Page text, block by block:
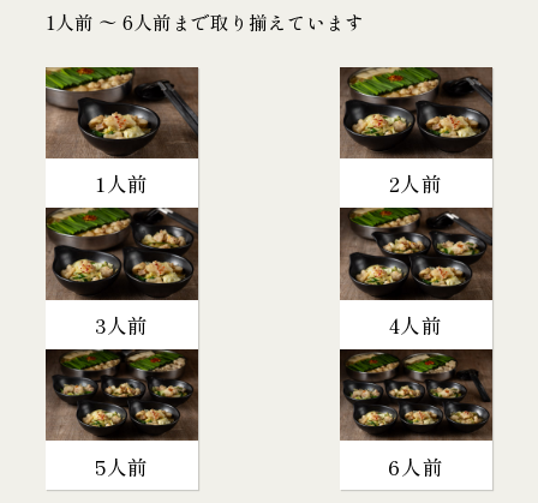
1人前 〜 6人前まで取り揃えています
1人前 2人前
3人前 4人前
5人前 6人前